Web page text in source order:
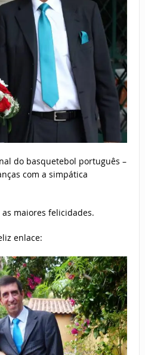
do basquetebol português –
com a simpática
as maiores felicidades.
enlace: